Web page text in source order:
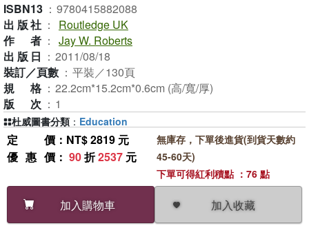
ISBN13 ： 9780415882088
出版社 ：
Routledge UK
作者 ： Jay W. Roberts
出版日 ： 2011/08/18
裝訂／頁數 ： 平裝／130頁
規格 ： 22.2cm*15.2cm*0.6cm (高/寬/厚)
版次 ： 1
定價 ：NT$ 2819 元
優惠價 ： 90折2537 元
加入購物車 加入收藏
無庫存，下單後進貨(到貨天數約
45-60天)
下單可得紅利積點 ：76 點
杜威圖書分類 ： Education